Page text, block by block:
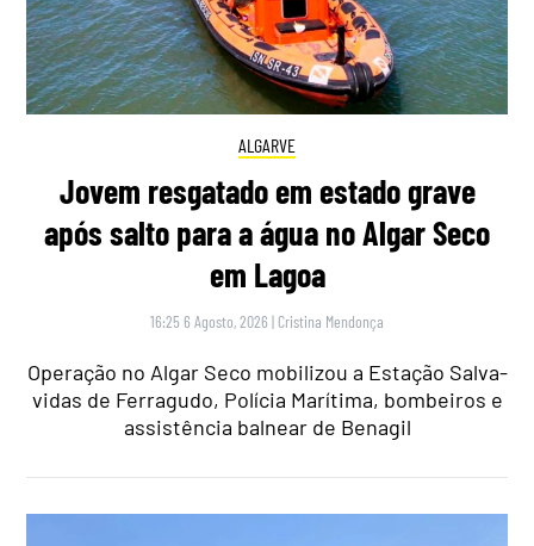
ALGARVE
Jovem resgatado em estado grave
após salto para a água no Algar Seco
em Lagoa
16:25 6 Agosto, 2026 | Cristina Mendonça
Operação no Algar Seco mobilizou a Estação Salva-
vidas de Ferragudo, Polícia Marítima, bombeiros e
assistência balnear de Benagil